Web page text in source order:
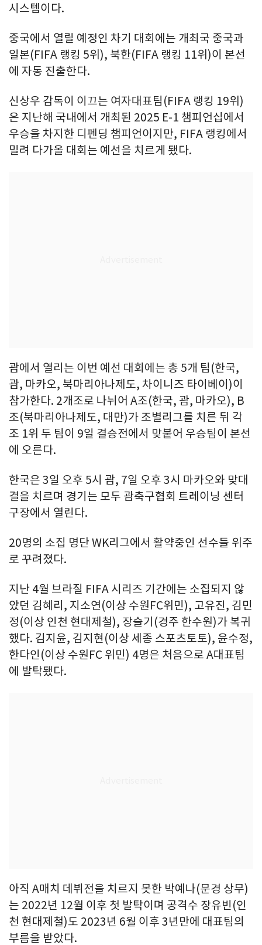
시스템이다.
중국에서 열릴 예정인 차기 대회에는 개최국 중국과
일본(FIFA 랭킹 5위), 북한(FIFA 랭킹 11위)이 본선
에 자동 진출한다.
신상우 감독이 이끄는 여자대표팀(FIFA 랭킹 19위)
은 지난해 국내에서 개최된 2025 E-1 챔피언십에서
우승을 차지한 디펜딩 챔피언이지만, FIFA 랭킹에서
밀려 다가올 대회는 예선을 치르게 됐다.
괌에서 열리는 이번 예선 대회에는 총 5개 팀(한국,
괌, 마카오, 북마리아나제도, 차이니즈 타이베이)이
참가한다. 2개조로 나뉘어 A조(한국, 괌, 마카오), B
조(북마리아나제도, 대만)가 조별리그를 치른 뒤 각
조 1위 두 팀이 9일 결승전에서 맞붙어 우승팀이 본선
에 오른다.
한국은 3일 오후 5시 괌, 7일 오후 3시 마카오와 맞대
결을 치르며 경기는 모두 괌축구협회 트레이닝 센터
구장에서 열린다.
20명의 소집 명단 WK리그에서 활약중인 선수들 위주
로 꾸려졌다.
지난 4월 브라질 FIFA 시리즈 기간에는 소집되지 않
았던 김혜리, 지소연(이상 수원FC위민), 고유진, 김민
정(이상 인천 현대제철), 장슬기(경주 한수원)가 복귀
했다. 김지윤, 김지현(이상 세종 스포츠토토), 윤수정,
한다인(이상 수원FC 위민) 4명은 처음으로 A대표팀
에 발탁됐다.
아직 A매치 데뷔전을 치르지 못한 박예나(문경 상무)
는 2022년 12월 이후 첫 발탁이며 공격수 장유빈(인
천 현대제철)도 2023년 6월 이후 3년만에 대표팀의
부름을 받았다.